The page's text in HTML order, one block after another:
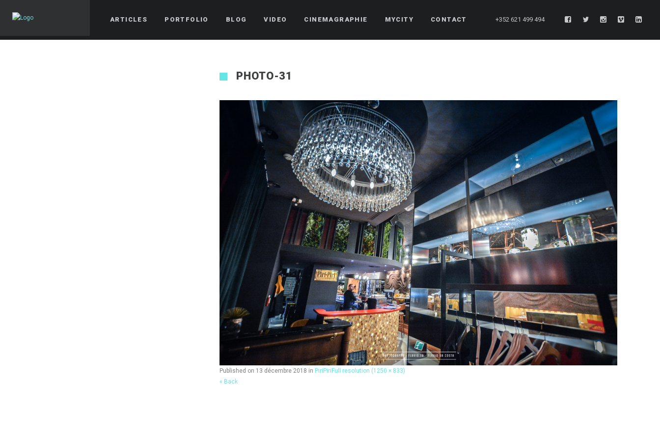
ARTICLES PORTFOLIO BLOG VIDEO CINEMAGRAPHIE MYCITY CONTACT +352 621 499 494
PHOTO-31
Published on 13 décembre 2018 in PiriPiriFull resolution (1250 × 833)
« Back